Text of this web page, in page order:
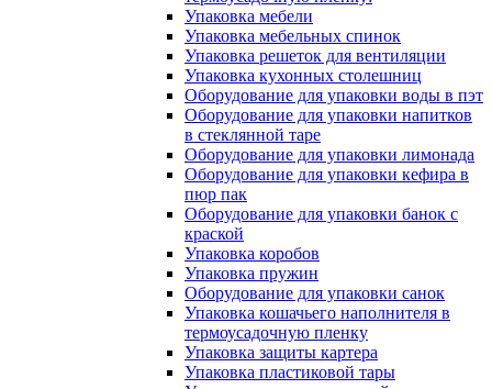
Упаковка мебели
Упаковка мебельных спинок
Упаковка решеток для вентиляции
Упаковка кухонных столешниц
Оборудование для упаковки воды в пэт
Оборудование для упаковки напитков
в стеклянной таре
Оборудование для упаковки лимонада
Оборудование для упаковки кефира в
пюр пак
Оборудование для упаковки банок с
краской
Упаковка коробов
Упаковка пружин
Оборудование для упаковки санок
Упаковка кошачьего наполнителя в
термоусадочную пленку
Упаковка защиты картера
Упаковка пластиковой тары